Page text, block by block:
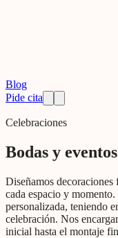
Blog
Pide cita
Celebraciones
Bodas y eventos
Diseñamos decoraciones
cada espacio y
personalizada, teniendo
celebración. Nos
inicial hasta el montaje